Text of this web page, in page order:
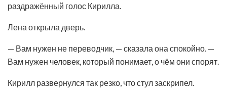
раздражённый голос Кирилла.
Лена открыла дверь.
— Вам нужен не переводчик, — сказала она спокойно. —
Вам нужен человек, который понимает, о чём они спорят.
Кирилл развернулся так резко, что стул заскрипел.